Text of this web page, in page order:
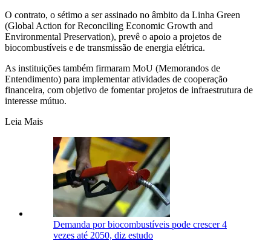
O contrato, o sétimo a ser assinado no âmbito da Linha Green
(Global Action for Reconciling Economic Growth and
Environmental Preservation), prevê o apoio a projetos de
biocombustíveis e de transmissão de energia elétrica.
As instituições também firmaram MoU (Memorandos de
Entendimento) para implementar atividades de cooperação
financeira, com objetivo de fomentar projetos de infraestrutura de
interesse mútuo.
Leia Mais
Demanda por biocombustíveis pode crescer 4
vezes até 2050, diz estudo